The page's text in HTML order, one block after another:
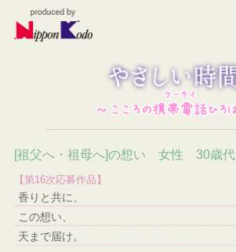
[祖父へ・祖母へ]の想い 女性 30歳代
【第16次応募作品】
香りと共に、
この想い、
天まで届け。